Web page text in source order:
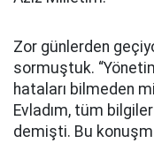
Zor günlerden
sormuştuk.
hataları bilmeden
Evladım, tüm
demişti. Bu